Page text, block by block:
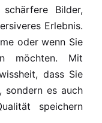
Bilder,
Erlebnis.
oder wenn Sie
möchten. Mit
dass Sie
sondern es auch
speichern